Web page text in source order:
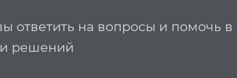
ответить на вопросы и помочь в
решений